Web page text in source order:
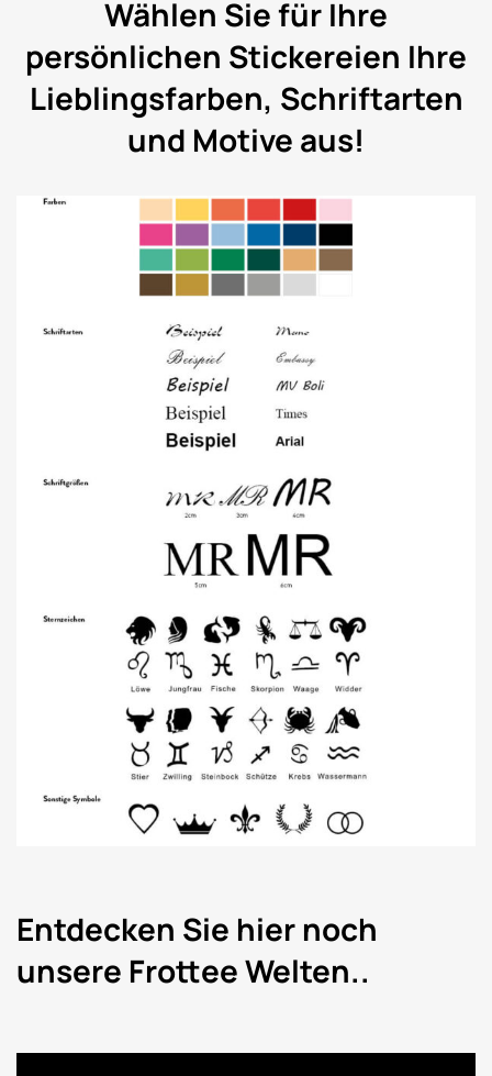
Wählen Sie für Ihre
persönlichen Stickereien Ihre
Lieblingsfarben, Schriftarten
und Motive aus!
Entdecken Sie hier noch
unsere Frottee Welten..